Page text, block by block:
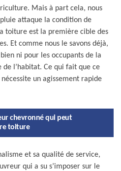
Mais à part cela, nous
attaque la condition de
toiture est la première cible des
Et comme nous le savons déjà,
ni pour les occupants de la
l’habitat. Ce qui fait que ce
un agissement rapide
chevronné qui peut
toiture
et sa qualité de service,
qui a su s’imposer sur le